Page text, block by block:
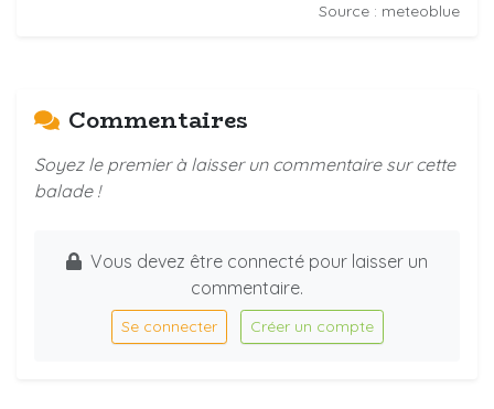
Source : meteoblue
Commentaires
Soyez le premier à laisser un commentaire sur cette
balade !
Vous devez être connecté pour laisser un
commentaire.
Se connecter Créer un compte